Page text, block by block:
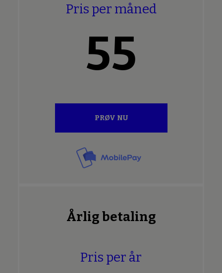
Pris per måned
55
PRØV NU
Årlig betaling
Pris per år